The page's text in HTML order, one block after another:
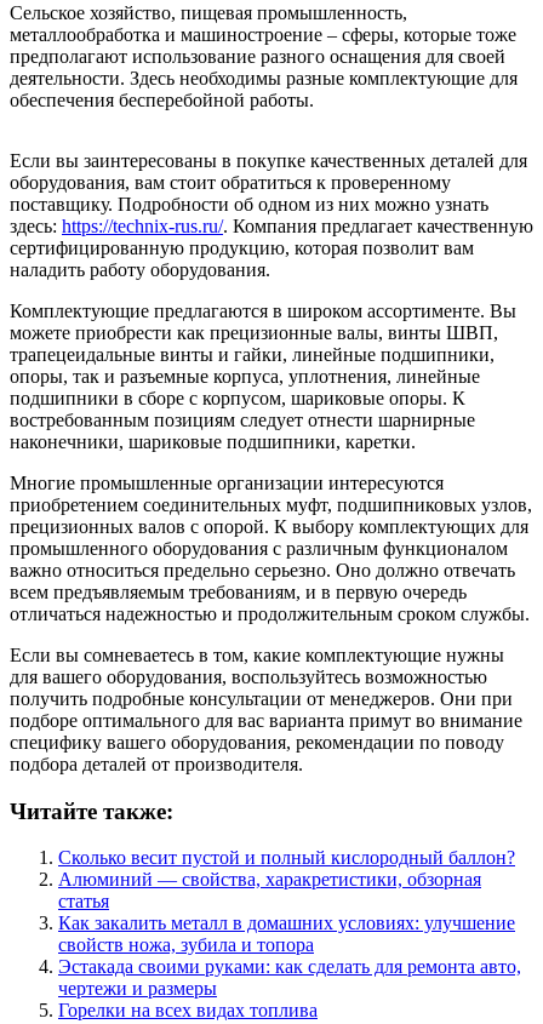
Сельское хозяйство, пищевая промышленность,
металлообработка и машиностроение – сферы, которые тоже
предполагают использование разного оснащения для своей
деятельности. Здесь необходимы разные комплектующие для
обеспечения бесперебойной работы.
Если вы заинтересованы в покупке качественных деталей для
оборудования, вам стоит обратиться к проверенному
поставщику. Подробности об одном из них можно узнать
здесь: https://technix-rus.ru/. Компания предлагает качественную
сертифицированную продукцию, которая позволит вам
наладить работу оборудования.
Комплектующие предлагаются в широком ассортименте. Вы
можете приобрести как прецизионные валы, винты ШВП,
трапецеидальные винты и гайки, линейные подшипники,
опоры, так и разъемные корпуса, уплотнения, линейные
подшипники в сборе с корпусом, шариковые опоры. К
востребованным позициям следует отнести шарнирные
наконечники, шариковые подшипники, каретки.
Многие промышленные организации интересуются
приобретением соединительных муфт, подшипниковых узлов,
прецизионных валов с опорой. К выбору комплектующих для
промышленного оборудования с различным функционалом
важно относиться предельно серьезно. Оно должно отвечать
всем предъявляемым требованиям, и в первую очередь
отличаться надежностью и продолжительным сроком службы.
Если вы сомневаетесь в том, какие комплектующие нужны
для вашего оборудования, воспользуйтесь возможностью
получить подробные консультации от менеджеров. Они при
подборе оптимального для вас варианта примут во внимание
специфику вашего оборудования, рекомендации по поводу
подбора деталей от производителя.
Читайте также:
Сколько весит пустой и полный кислородный баллон?
Алюминий — свойства, харакретистики, обзорная
статья
Как закалить металл в домашних условиях: улучшение
свойств ножа, зубила и топора
Эстакада своими руками: как сделать для ремонта авто,
чертежи и размеры
Горелки на всех видах топлива